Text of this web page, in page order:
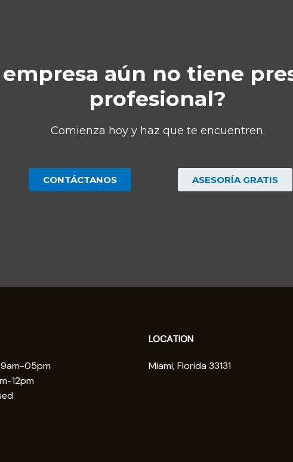
empresa aún no tiene
profesional?
Comienza hoy y haz que te encuentren.
CONTÁCTANOS ASESORÍA GRATIS
05pm
12pm
LOCATION
Miami, Florida 33131